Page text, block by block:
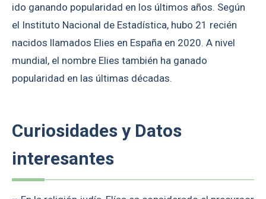
ido ganando popularidad en los últimos años. Según
el Instituto Nacional de Estadística, hubo 21 recién
nacidos llamados Elies en España en 2020. A nivel
mundial, el nombre Elies también ha ganado
popularidad en las últimas décadas.
Curiosidades y Datos
interesantes